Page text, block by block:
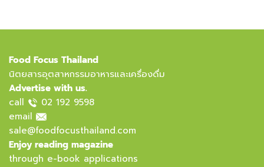
Food Focus Thailand
นิตยสารอุตสาหกรรมอาหารและเครื่องดื่ม
Advertise with us.
call
02 192 9598
email
sale@foodfocusthailand.com
Enjoy reading magazine
through e-book applications